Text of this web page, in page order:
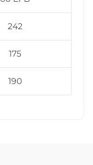
242
175
190